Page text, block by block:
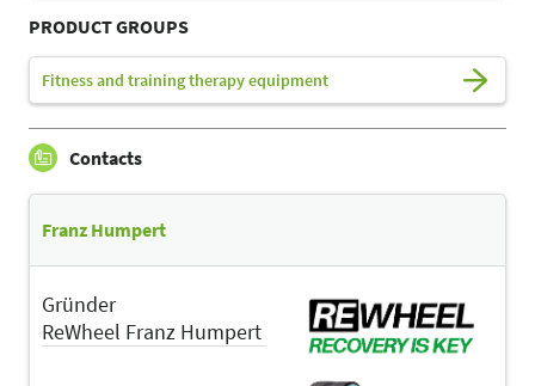
PRODUCT GROUPS
Fitness and training therapy equipment
Contacts
Franz Humpert
Gründer
ReWheel Franz Humpert